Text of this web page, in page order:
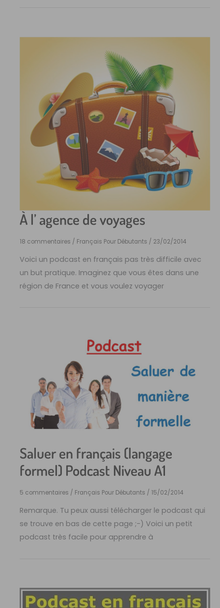
À l’ agence de voyages
18 commentaires / Français Pour Débutants / 23/02/2014
Voici un podcast en français pas très difficile avec
un but pratique. Imaginez que vous êtes dans une
région de France et vous voulez voyager
Saluer en français (langage
formel) Podcast Niveau A1
5 commentaires / Français Pour Débutants / 15/02/2014
Remarque. Tu peux aussi télécharger le podcast qui
se trouve en bas de cette page ;-) Voici un petit
podcast très facile pour apprendre à